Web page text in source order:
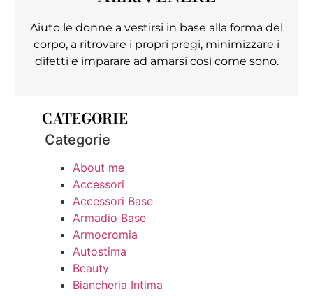
Aiuto le donne a vestirsi in base alla forma del
corpo, a ritrovare i propri pregi, minimizzare i
difetti e imparare ad amarsi così come sono.
CATEGORIE
Categorie
About me
Accessori
Accessori Base
Armadio Base
Armocromia
Autostima
Beauty
Biancheria Intima